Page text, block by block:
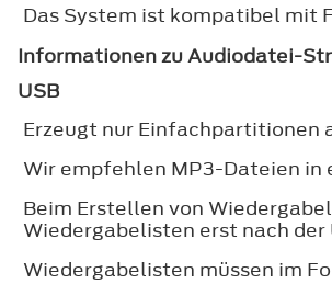
Das System ist kompatibel mit
Informationen zu Audiodatei-
USB
Erzeugt nur Einfachpartitionen
Wir empfehlen MP3-Dateien in
Beim Erstellen von
Wiedergabelisten erst nach
Wiedergabelisten müssen im